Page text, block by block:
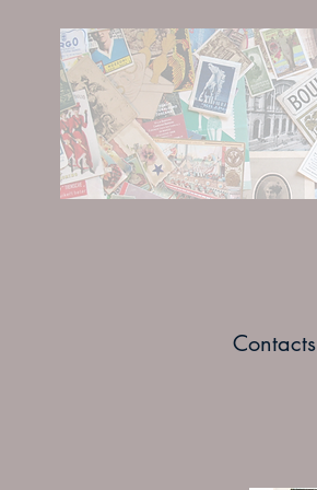
Contacts